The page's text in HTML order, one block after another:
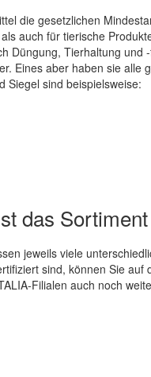
die gesetzlichen
auch für tierische
Düngung, Tierhaltung
Eines aber haben sie
Siegel sind beispielsweise:
das
jeweils viele
sind, können Sie
Filialen auch noch